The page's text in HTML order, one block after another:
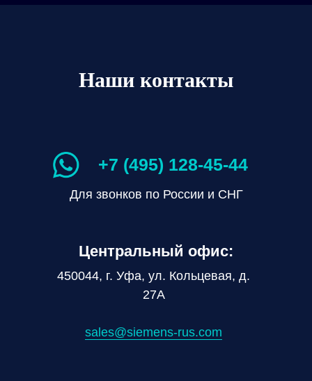
Наши контакты
Для звонков по России и СНГ
+7 (495) 128-45-44
450044, г. Уфа, ул. Кольцевая, д.
27А
sales@siemens-rus.com
Центральный офис: